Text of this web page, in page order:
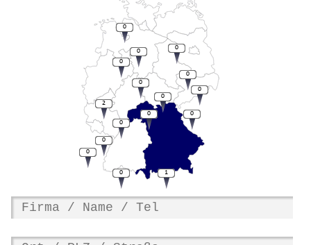
0
0
2
0
0
0
0
0
0
0
0
0
0
0
0
1